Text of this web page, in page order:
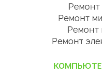
Ремонт
Ремонт
Ремонт
Ремонт